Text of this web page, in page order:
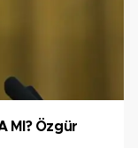
MI? Özgür